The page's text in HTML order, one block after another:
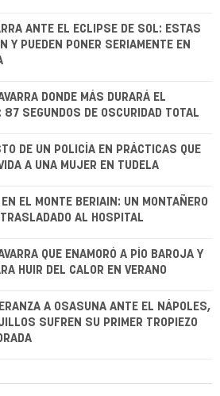
ANTE EL ECLIPSE DE SOL: ESTAS
Y PUEDEN PONER SERIAMENTE EN
DONDE MÁS DURARÁ EL
87 SEGUNDOS DE OSCURIDAD TOTAL
DE UN POLICÍA EN PRÁCTICAS QUE
A UNA MUJER EN TUDELA
EN EL MONTE BERIAIN: UN MONTAÑERO
AL HOSPITAL
QUE ENAMORÓ A PÍO BAROJA Y
HUIR DEL CALOR EN VERANO
A OSASUNA ANTE EL NÁPOLES,
SUFREN SU PRIMER TROPIEZO